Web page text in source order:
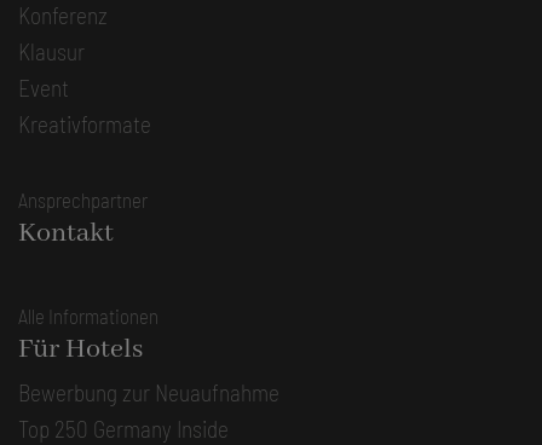
Konferenz
Klausur
Event
Kreativformate
Ansprechpartner
Kontakt
Alle Informationen
Für Hotels
Bewerbung zur Neuaufnahme
Top 250 Germany Inside